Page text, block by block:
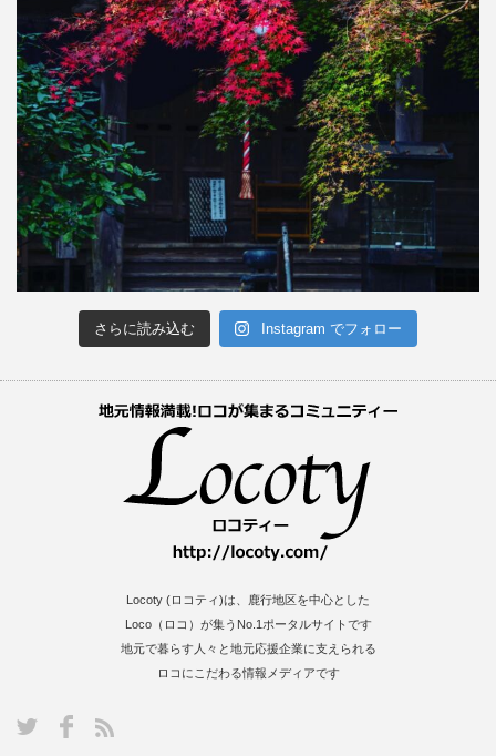
さらに読み込む Instagram でフォロー
Locoty (ロコティ)は、鹿行地区を中心とした
Loco（ロコ）が集うNo.1ポータルサイトです
地元で暮らす人々と地元応援企業に支えられる
ロコにこだわる情報メディアです